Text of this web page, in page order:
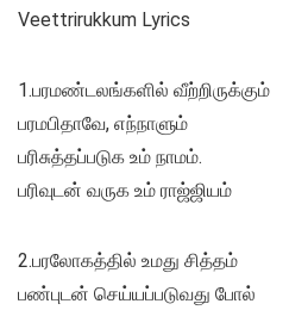
Veettrirukkum Lyrics
1.பரமண்டலங்களில்‌ வீற்றிருக்கும்‌
பரமபிதாவே, எந்நாளும்‌
பரிசுத்தப்படுக உம்‌ நாமம்‌.
பரிவுடன்‌ வருக உம்‌ ராஜ்ஜியம்
2.பரலோகத்தில்‌ உமது சித்தம்‌
பண்புடன்‌ செய்யப்படுவது போல்‌